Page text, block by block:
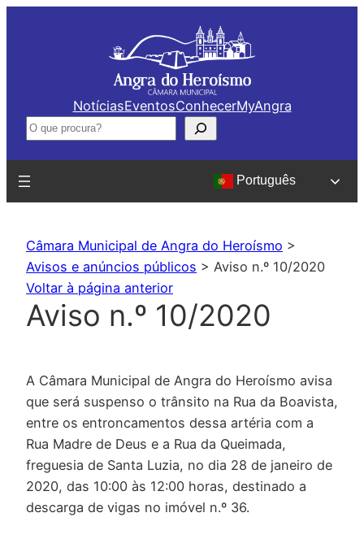
NotíciasEventosConhecerMyAngra
Pesquisar
Português
Câmara Municipal de Angra do Heroísmo >
Avisos e anúncios públicos > Aviso n.º 10/2020
Voltar à página anterior
Aviso n.º 10/2020
A Câmara Municipal de Angra do Heroísmo avisa
que será suspenso o trânsito na Rua da Boavista,
entre os entroncamentos dessa artéria com a
Rua Madre de Deus e a Rua da Queimada,
freguesia de Santa Luzia, no dia 28 de janeiro de
2020, das 10:00 às 12:00 horas, destinado a
descarga de vigas no imóvel n.º 36.